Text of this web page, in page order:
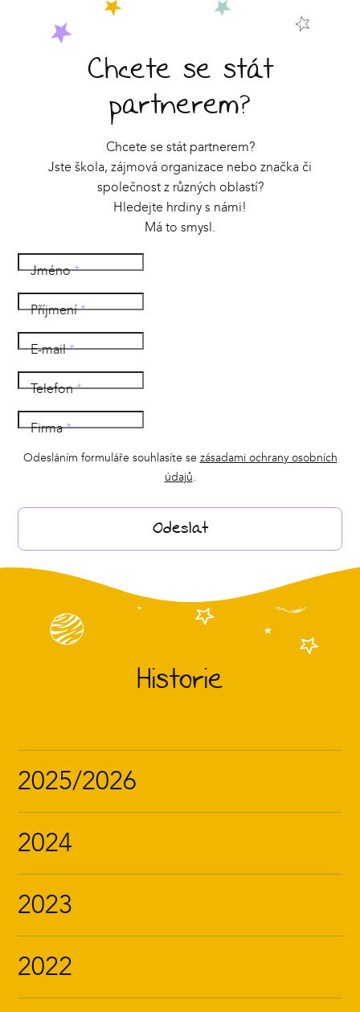
Chcete se stát
partnerem?
Chcete se stát partnerem?
Jste škola, zájmová organizace nebo značka či
společnost z různých oblastí?
Hledejte hrdiny s námi!
Má to smysl.
Jméno*
Příjmení*
E-mail*
Telefon*
Firma*
Odesláním formuláře souhlasíte se zásadami ochrany osobních
údajů.
Odeslat
Historie
2025/2026
2024
2023
2022